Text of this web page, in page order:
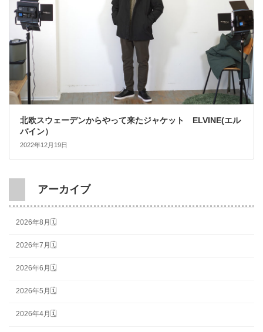
北欧スウェーデンからやって来たジャケット ELVINE(エル
バイン）
2022年12月19日
アーカイブ
2026年8月🗓
2026年7月🗓
2026年6月🗓
2026年5月🗓
2026年4月🗓